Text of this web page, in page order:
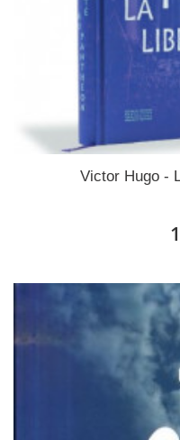
Victor Hugo -